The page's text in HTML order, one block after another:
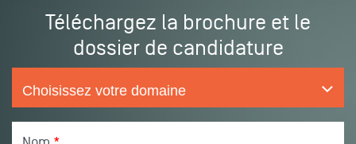
Téléchargez la brochure et le
dossier de candidature